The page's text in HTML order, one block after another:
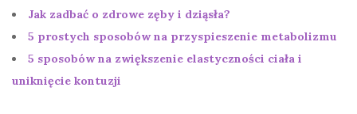
Jak zadbać o zdrowe zęby i dziąsła?
5 prostych sposobów na przyspieszenie metabolizmu
5 sposobów na zwiększenie elastyczności ciała i
uniknięcie kontuzji